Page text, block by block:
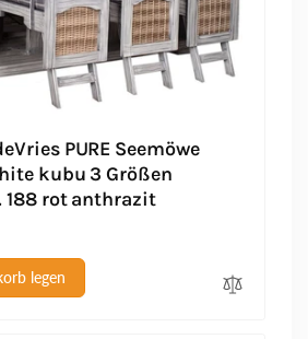
PURE Seemöwe
kubu 3 Größen
188 rot anthrazit
legen